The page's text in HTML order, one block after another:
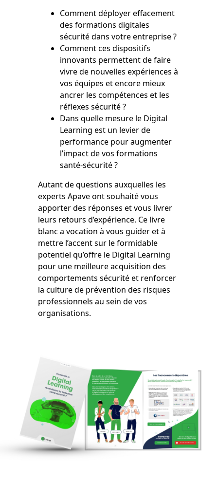
Comment déployer effacement
des formations digitales
sécurité dans votre entreprise ?
Comment ces dispositifs
innovants permettent de faire
vivre de nouvelles expériences à
vos équipes et encore mieux
ancrer les compétences et les
réﬂexes sécurité ?
Dans quelle mesure le Digital
Learning est un levier de
performance pour augmenter
l’impact de vos formations
santé-sécurité ?
Autant de questions auxquelles les
experts Apave ont souhaité vous
apporter des réponses et vous livrer
leurs retours d’expérience. Ce livre
blanc a vocation à vous guider et à
mettre l’accent sur le formidable
potentiel qu’oﬀre le Digital Learning
pour une meilleure acquisition des
comportements sécurité et renforcer
la culture de prévention des risques
professionnels au sein de vos
organisations.